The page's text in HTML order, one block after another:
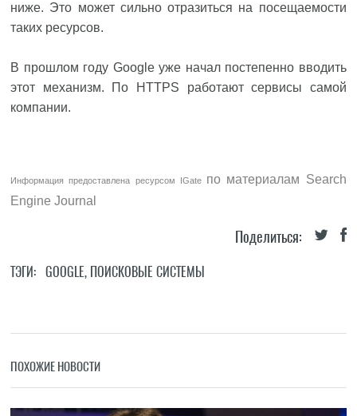
ниже. Это может сильно отразиться на посещаемости
таких ресурсов.
В прошлом году Google уже начал постепенно вводить
этот механизм. По HTTPS работают сервисы самой
компании.
Информация предоставлена ресурсом IGate по материалам Search
Engine Journal
Поделиться:
ТЭГИ: GOOGLE, ПОИСКОВЫЕ СИСТЕМЫ
ПОХОЖИЕ НОВОСТИ